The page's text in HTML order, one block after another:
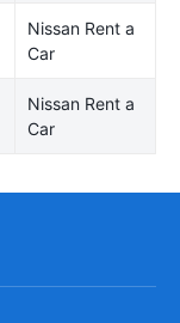
Nissan Rent a
Car
Nissan Rent a
Car